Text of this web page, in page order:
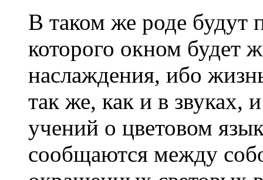
В таком же роде будут
которого окном будет
наслаждения, ибо
так же, как и в звуках,
учений о цветовом
сообщаются между